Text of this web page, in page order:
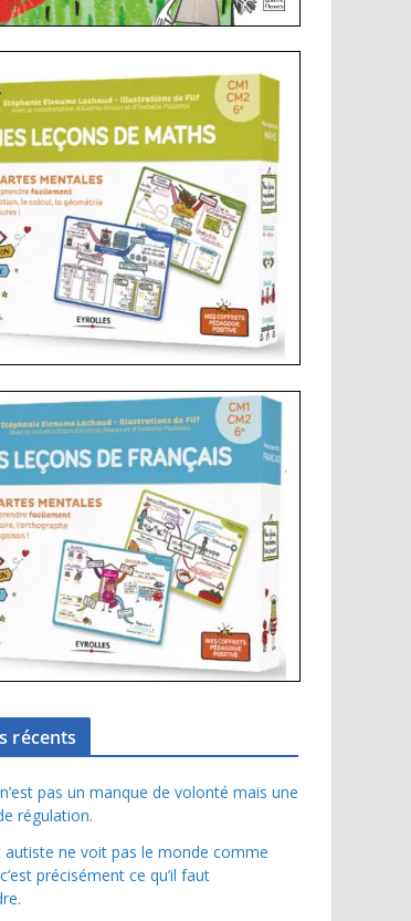
récents
pas un manque de volonté mais une
régulation.
autiste ne voit pas le monde comme
précisément ce qu’il faut